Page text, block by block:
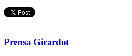
Prensa Girardot